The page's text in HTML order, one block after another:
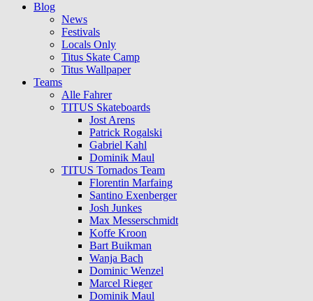
Blog
News
Festivals
Locals Only
Titus Skate Camp
Titus Wallpaper
Teams
Alle Fahrer
TITUS Skateboards
Jost Arens
Patrick Rogalski
Gabriel Kahl
Dominik Maul
TITUS Tornados Team
Florentin Marfaing
Santino Exenberger
Josh Junkes
Max Messerschmidt
Koffe Kroon
Bart Buikman
Wanja Bach
Dominic Wenzel
Marcel Rieger
Dominik Maul